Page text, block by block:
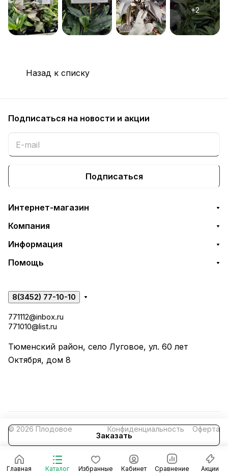
Заказать
Назад к списку
Главная Каталог Избранные Кабинет Сравнение Акции
Подписаться на новости и акции
Подписаться
Интернет-магазин
Компания
Информация
Помощь
8(3452) 77-10-10
771112@inbox.ru
771010@list.ru
Тюменский район, село Луговое, ул. 60 лет
Октября, дом 8
© 2026 Плодовое Конфиденциальность Оферта